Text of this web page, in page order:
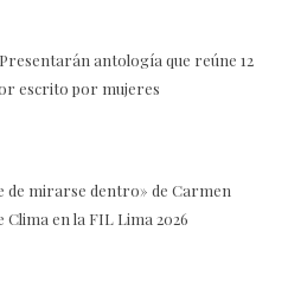
antología que reúne 12
escrito por mujeres
de mirarse dentro» de Carmen
Clima en la FIL Lima 2026